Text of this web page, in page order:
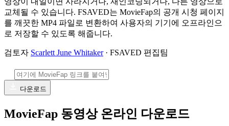
교체될 수 있습니다. FSAVED는 MovieFap의 공개 시청 페이지
를 깨끗한 MP4 파일로 변환하여 사용자의 기기에 오프라인으
로 저장할 수 있도록 해줍니다.
검토자 Scarlett June Whitaker· FSAVED 편집팀
다운로드
MovieFap 동영상 온라인 다운로드